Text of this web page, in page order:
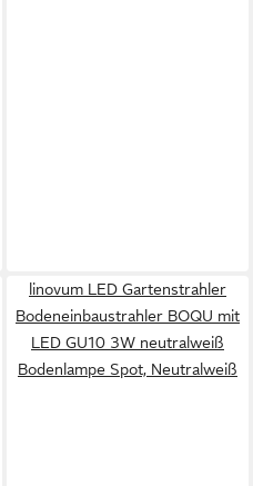
linovum LED Gartenstrahler
Bodeneinbaustrahler BOQU mit
LED GU10 3W neutralweiß
Bodenlampe Spot, Neutralweiß